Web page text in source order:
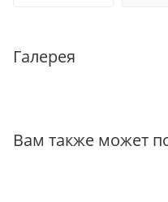
Галерея
Вам также может